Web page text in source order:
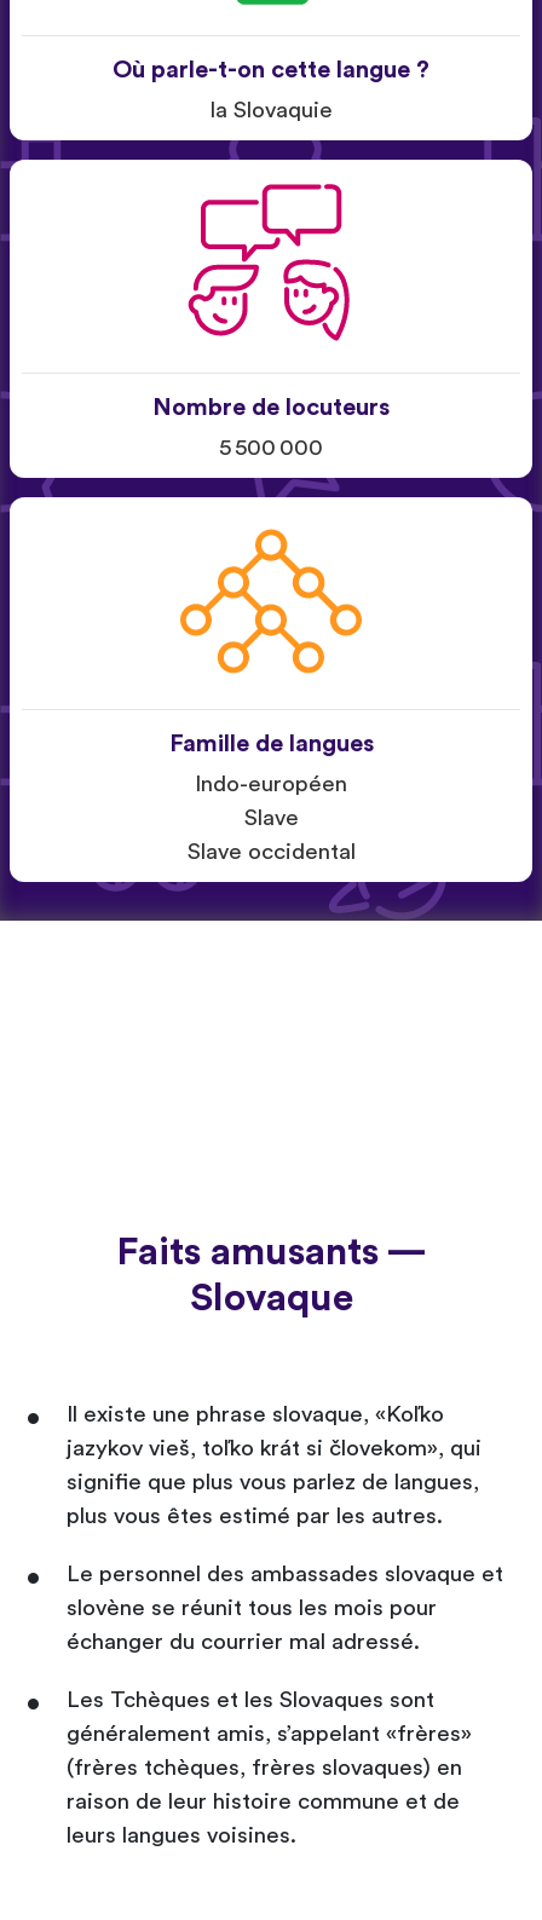
Où parle-t-on cette langue ?
la Slovaquie
Nombre de locuteurs
5 500 000
Famille de langues
Indo-européen
Slave
Slave occidental
Faits amusants —
Slovaque
Il existe une phrase slovaque, «Koľko
jazykov vieš, toľko krát si človekom», qui
signifie que plus vous parlez de langues,
plus vous êtes estimé par les autres.
Le personnel des ambassades slovaque et
slovène se réunit tous les mois pour
échanger du courrier mal adressé.
Les Tchèques et les Slovaques sont
généralement amis, s’appelant «frères»
(frères tchèques, frères slovaques) en
raison de leur histoire commune et de
leurs langues voisines.